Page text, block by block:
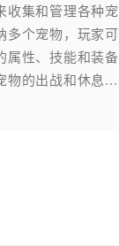
收集和管理各种宠
多个宠物，玩家可
属性、技能和装备
物的出战和休息...